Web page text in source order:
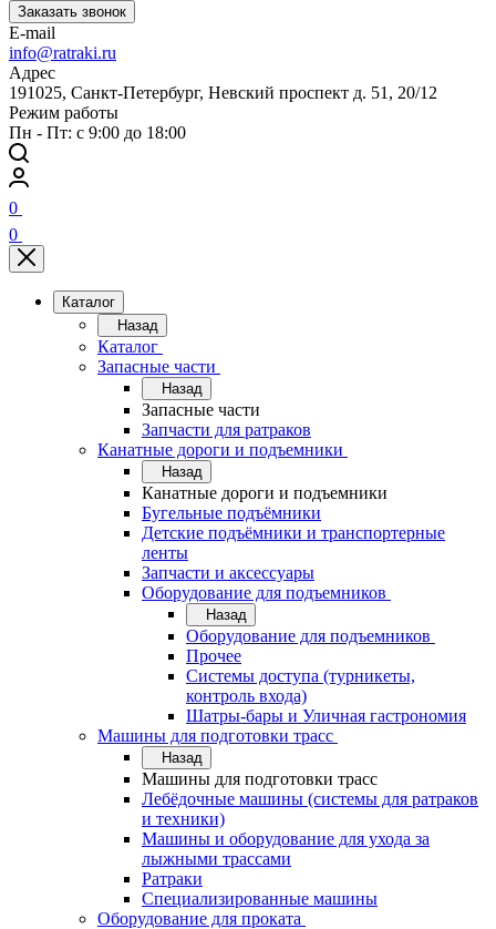
Заказать звонок
E-mail
info@ratraki.ru
Адрес
191025, Санкт-Петербург, Невский проспект д. 51, 20/12
Режим работы
Пн - Пт: с 9:00 до 18:00
0
0
Каталог
Назад
Каталог
Запасные части
Назад
Запасные части
Запчасти для ратраков
Канатные дороги и подъемники
Назад
Канатные дороги и подъемники
Бугельные подъёмники
Детские подъёмники и транспортерные
ленты
Запчасти и аксессуары
Оборудование для подъемников
Назад
Оборудование для подъемников
Прочее
Системы доступа (турникеты,
контроль входа)
Шатры-бары и Уличная гастрономия
Машины для подготовки трасс
Назад
Машины для подготовки трасс
Лебёдочные машины (системы для ратраков
и техники)
Машины и оборудование для ухода за
лыжными трассами
Ратраки
Специализированные машины
Оборудование для проката